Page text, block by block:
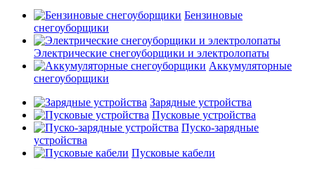
Бензиновые
снегоуборщики
Электрические снегоуборщики и электролопаты
Аккумуляторные
снегоуборщики
Зарядные устройства
Пусковые устройства
Пуско-зарядные
устройства
Пусковые кабели